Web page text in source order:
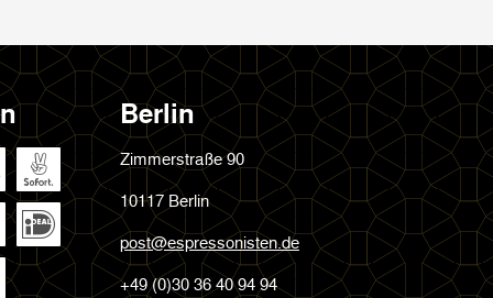
Berlin
Zimmerstraße 90
10117 Berlin
post@espressonisten.de
+49 (0)30 36 40 94 94